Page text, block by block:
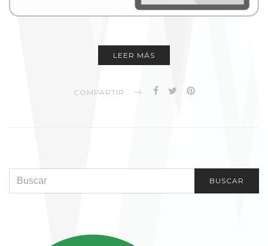
LEER MÁS
COMPARTIR
BUSCAR